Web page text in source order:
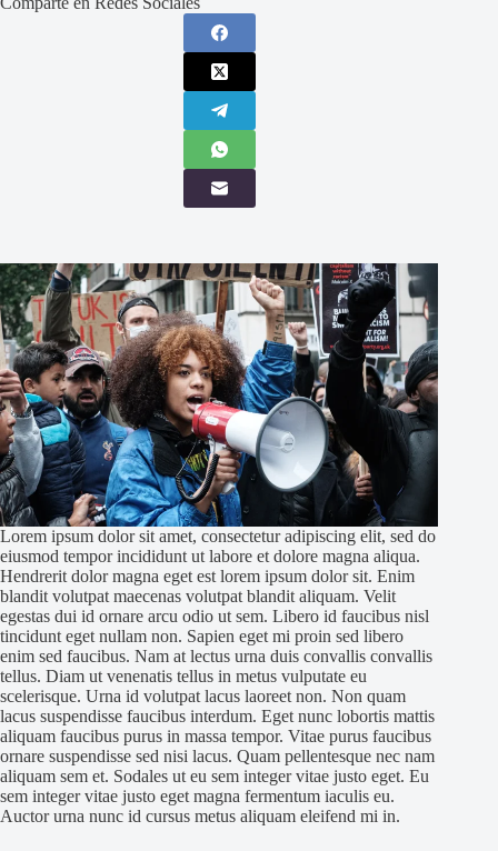
Lorem ipsum dolor sit amet, consectetur adipiscing elit, sed do
eiusmod tempor incididunt ut labore et dolore magna aliqua.
Hendrerit dolor magna eget est lorem ipsum dolor sit. Enim
blandit volutpat maecenas volutpat blandit aliquam. Velit
egestas dui id ornare arcu odio ut sem. Libero id faucibus nisl
tincidunt eget nullam non. Sapien eget mi proin sed libero
enim sed faucibus. Nam at lectus urna duis convallis convallis
tellus. Diam ut venenatis tellus in metus vulputate eu
scelerisque. Urna id volutpat lacus laoreet non. Non quam
lacus suspendisse faucibus interdum. Eget nunc lobortis mattis
aliquam faucibus purus in massa tempor. Vitae purus faucibus
ornare suspendisse sed nisi lacus. Quam pellentesque nec nam
aliquam sem et. Sodales ut eu sem integer vitae justo eget. Eu
sem integer vitae justo eget magna fermentum iaculis eu.
Auctor urna nunc id cursus metus aliquam eleifend mi in.